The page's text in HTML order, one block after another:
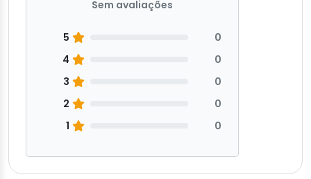
Sem avaliações
5
0
4
0
3
0
2
0
1
0